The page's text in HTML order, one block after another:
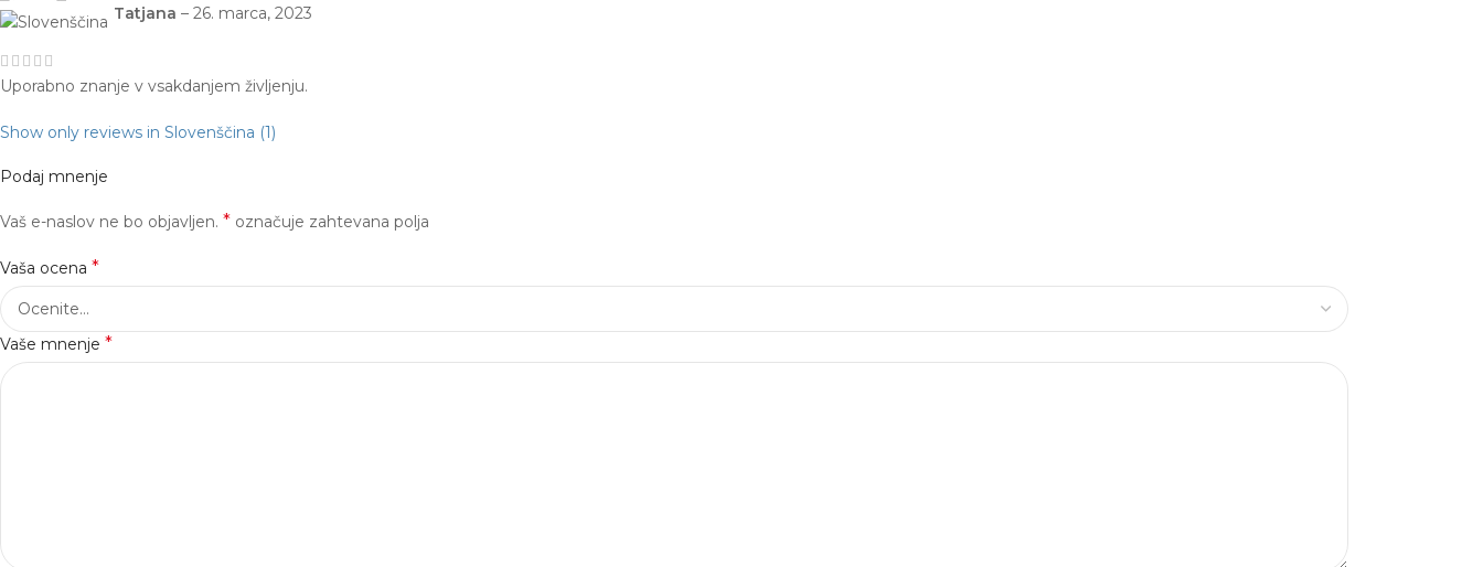
Tatjana – 26. marca, 2023
Uporabno znanje v vsakdanjem življenju.
Show only reviews in Slovenščina (1)
Podaj mnenje
Vaš e-naslov ne bo objavljen. * označuje zahtevana polja
Vaša ocena *
Vaše mnenje *